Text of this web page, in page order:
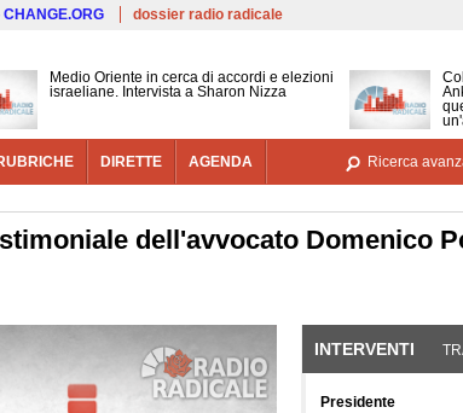
Salta al contenuto principale
CHANGE.ORG dossier radio radicale
Medio Oriente in cerca di accordi e elezioni
israeliane. Intervista a Sharon Nizza
DIRETTE AGENDA Ricerca
dell'avvocato Domenico
INTERVENTI
Presidente